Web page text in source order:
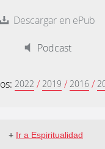
Descargar en ePub
Podcast
2022 / 2019 / 2016 /
+ Ir a Espiritualidad